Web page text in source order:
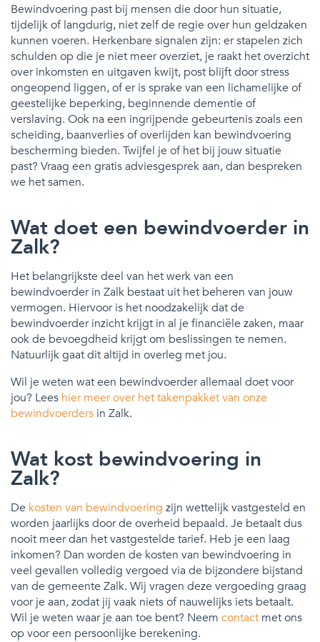
Bewindvoering past bij mensen die door hun situatie,
tijdelijk of langdurig, niet zelf de regie over hun geldzaken
kunnen voeren. Herkenbare signalen zijn: er stapelen zich
schulden op die je niet meer overziet, je raakt het overzicht
over inkomsten en uitgaven kwijt, post blijft door stress
ongeopend liggen, of er is sprake van een lichamelijke of
geestelijke beperking, beginnende dementie of
verslaving. Ook na een ingrijpende gebeurtenis zoals een
scheiding, baanverlies of overlijden kan bewindvoering
bescherming bieden. Twijfel je of het bij jouw situatie
past? Vraag een gratis adviesgesprek aan, dan bespreken
we het samen.
Wat doet een bewindvoerder in
Zalk?
Het belangrijkste deel van het werk van een
bewindvoerder in Zalk bestaat uit het beheren van jouw
vermogen. Hiervoor is het noodzakelijk dat de
bewindvoerder inzicht krijgt in al je financiële zaken, maar
ook de bevoegdheid krijgt om beslissingen te nemen.
Natuurlijk gaat dit altijd in overleg met jou.
Wil je weten wat een bewindvoerder allemaal doet voor
jou? Lees hier meer over het takenpakket van onze
bewindvoerders in Zalk.
Wat kost bewindvoering in
Zalk?
De kosten van bewindvoering zijn wettelijk vastgesteld en
worden jaarlijks door de overheid bepaald. Je betaalt dus
nooit meer dan het vastgestelde tarief. Heb je een laag
inkomen? Dan worden de kosten van bewindvoering in
veel gevallen volledig vergoed via de bijzondere bijstand
van de gemeente Zalk. Wij vragen deze vergoeding graag
voor je aan, zodat jij vaak niets of nauwelijks iets betaalt.
Wil je weten waar je aan toe bent? Neem contact met ons
op voor een persoonlijke berekening.